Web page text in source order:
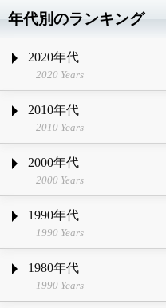
年代別のランキング
2020年代
2020 Years
2010年代
2010 Years
2000年代
2000 Years
1990年代
1990 Years
1980年代
1990 Years